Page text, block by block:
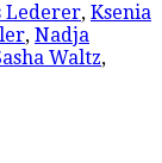
Lederer, Ksenia
, Nadja
Waltz,